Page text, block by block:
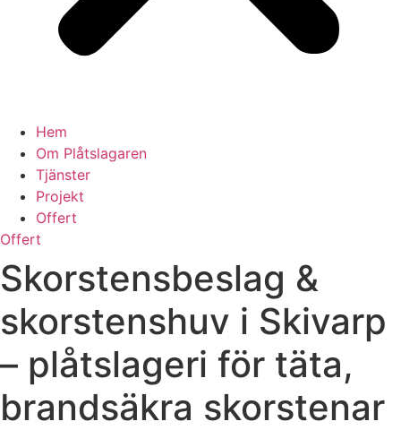
Hem
Om Plåtslagaren
Tjänster
Projekt
Offert
Offert
Skorstensbeslag &
skorstenshuv i Skivarp
– plåtslageri för täta,
brandsäkra skorstenar